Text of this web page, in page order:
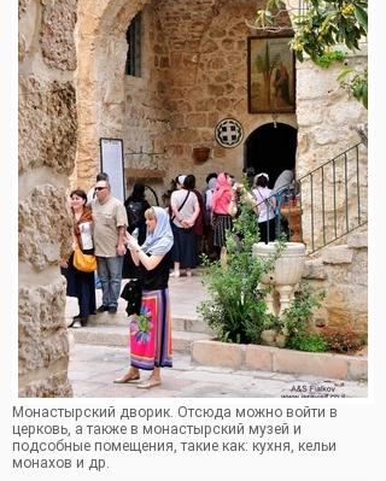
Монастырский дворик. Отсюда можно войти в
церковь, а также в монастырский музей и
подсобные помещения, такие как: кухня, кельи
монахов и др.